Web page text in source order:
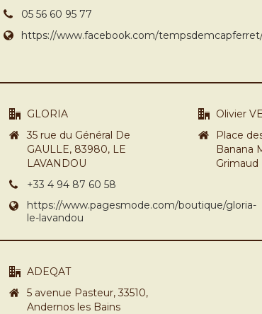
05 56 60 95 77
https://www.facebook.com/
GLORIA
35 rue du Général De
GAULLE, 83980, LE
LAVANDOU
+33 4 94 87 60 58
https://www.pagesmode.com/boutique/gloria-
le-lavandou
Olivier
Place
Banana
Grimaud
ADEQAT
5 avenue Pasteur, 33510,
Andernos les Bains